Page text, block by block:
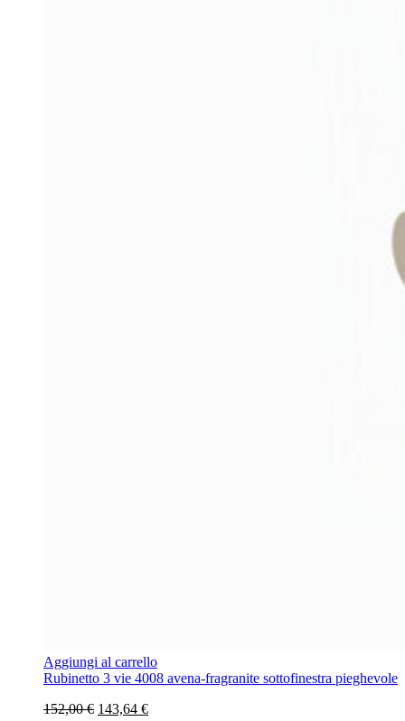
Aggiungi al carrello
Rubinetto 3 vie 4008 avena-fragranite sottofinestra pieghevole
152,00 € 143,64 €